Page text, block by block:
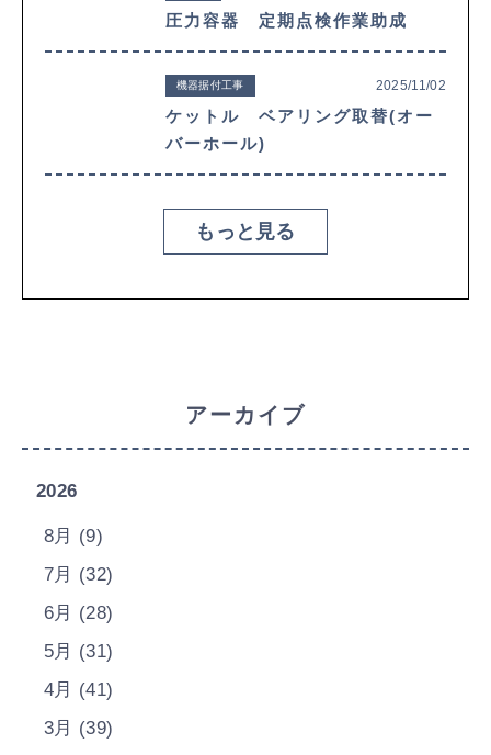
圧力容器 定期点検作業助成
機器据付工事 2025/11/02
ケットル ベアリング取替(オー
バーホール)
もっと見る
アーカイブ
2026
8月 (9)
7月 (32)
6月 (28)
5月 (31)
4月 (41)
3月 (39)